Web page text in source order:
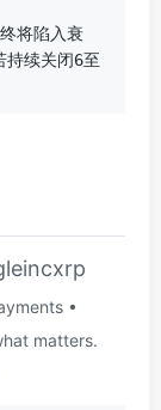
将陷入衰
持续关闭6至
•
matters.